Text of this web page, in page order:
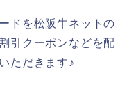
ドを松阪牛ネットの
引クーポンなどを配
ただきます♪